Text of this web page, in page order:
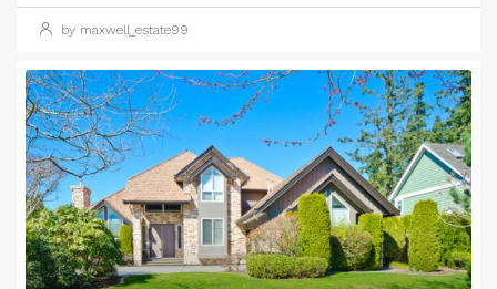
by maxwell_estate99